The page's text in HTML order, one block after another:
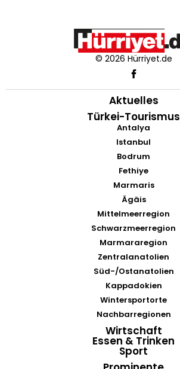
© 2026 Hürriyet.de
Aktuelles
Türkei-Tourismus
Antalya
Istanbul
Bodrum
Fethiye
Marmaris
Ägäis
Mittelmeerregion
Schwarzmeerregion
Marmararegion
Zentralanatolien
Süd-/Ostanatolien
Kappadokien
Wintersportorte
Nachbarregionen
Wirtschaft
Essen & Trinken
Sport